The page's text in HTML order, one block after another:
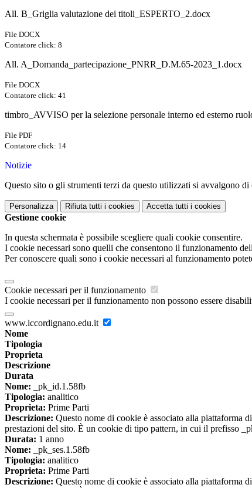
All. B_Griglia valutazione dei titoli_ESPERTO_2.docx
File DOCX
Contatore click: 8
All. A_Domanda_partecipazione_PNRR_D.M.65-2023_1.docx
File DOCX
Contatore click: 41
timbro_AVVISO per la selezione personale interno ed esterno
File PDF
Contatore click: 14
Notizie
Questo sito o gli strumenti terzi da questo utilizzati si avvalgono
Personalizza Rifiuta tutti i cookies Accetta tutti i cookies
Gestione cookie
In questa schermata è possibile scegliere quali cookie consentire.
I cookie necessari sono quelli che consentono il funzionamento
Per conoscere quali sono i cookie necessari al funzionamento
Cookie necessari per il funzionamento
I cookie necessari per il funzionamento non possono essere
www.iccordignano.edu.it
Nome
Tipologia
Proprieta
Descrizione
Durata
Nome: _pk_id.1.58fb
Tipologia: analitico
Proprieta: Prime Parti
Descrizione: Questo nome di cookie è associato alla piattaforma
prestazioni del sito. È un cookie di tipo pattern, in cui il prefisso
Durata: 1 anno
Nome: _pk_ses.1.58fb
Tipologia: analitico
Proprieta: Prime Parti
Descrizione: Questo nome di cookie è associato alla piattaforma